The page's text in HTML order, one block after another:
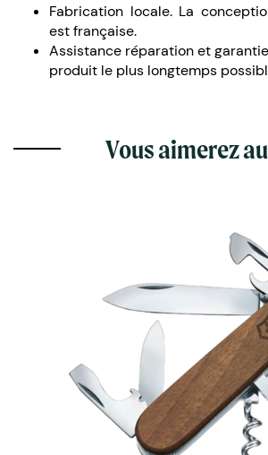
Fabrication locale. La
est française.
Assistance réparation et
produit le plus longtemps
Vous aimerez